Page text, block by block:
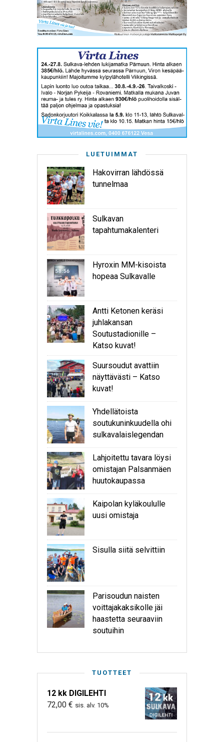
LUETUIMMAT
Hakovirran lähdössä
tunnelmaa
Sulkavan
tapahtumakalenteri
Hyroxin MM-kisoista
hopeaa Sulkavalle
Antti Ketonen keräsi
juhlakansan
Soutustadionille –
Katso kuvat!
Suursoudut avattiin
näyttävästi – Katso
kuvat!
Yhdellätoista
soutukuninkuudella ohi
sulkavalaislegendan
Lahjoitettu tavara löysi
omistajan Palsanmäen
huutokaupassa
Kaipolan kyläkoululle
uusi omistaja
Sisulla siitä selvittiin
Parisoudun naisten
voittajakaksikolle jäi
haastetta seuraaviin
soutuihin
TUOTTEET
12 kk DIGILEHTI
72,00 € sis. alv. 10%